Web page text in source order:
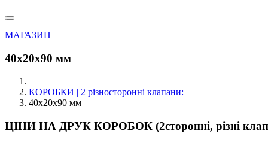
МАГАЗИН
40х20х90 мм
КОРОБКИ | 2 різносторонні клапани:
40х20х90 мм
ЦІНИ НА ДРУК КОРОБОК (2сторонні, різні